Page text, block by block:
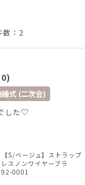
数：2
婚式 (二次会)
した♡
【S/ベージュ】ストラップ
レスノンワイヤーブラ
92-0001